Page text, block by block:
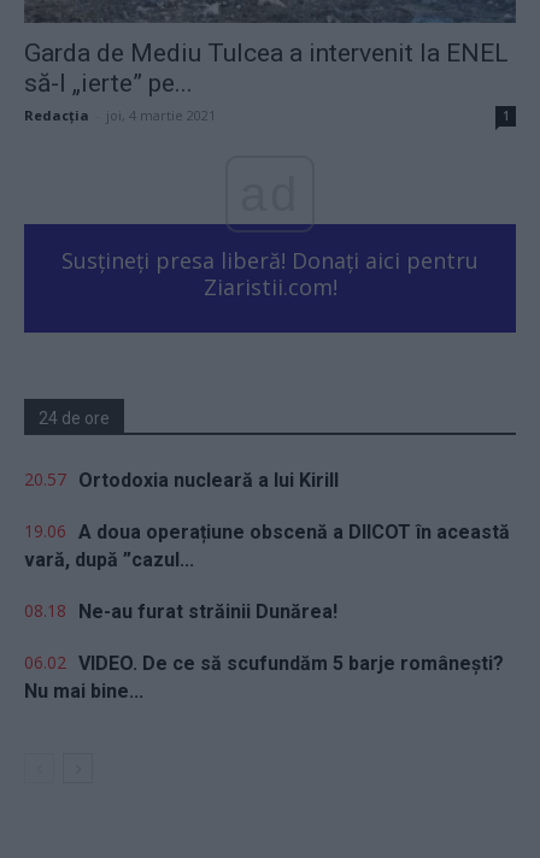
Garda de Mediu Tulcea a intervenit la ENEL
să-l „ierte” pe...
Redacţia joi, 4 martie 2021 1
Susțineți presa liberă! Donați aici pentru
Ziaristii.com!
24 de ore
20.57 Ortodoxia nucleară a lui Kirill
19.06 A doua operațiune obscenă a DIICOT în această
vară, după ”cazul...
08.18 Ne-au furat străinii Dunărea!
06.02 VIDEO. De ce să scufundăm 5 barje românești?
Nu mai bine...